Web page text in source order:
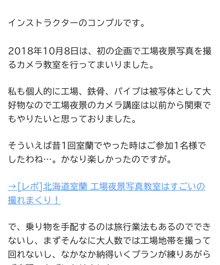
インストラクターのコンプルです。
2018年10月8日は、初の企画で工場夜景写真を撮
るカメラ教室を行ってまいりました。
私も個人的に工場、鉄骨、パイプは被写体として大
好物なので工場夜景のカメラ講座は以前から関東で
もやりたいと思っておりました。
そういえば昔1回室蘭でやった時はご参加1名様で
したわね…。かなり楽しかったのですが。
→[レポ]北海道室蘭 工場夜景写真教室はすごいの
撮れまくり！
で、乗り物を手配するのは旅行業法もあるのででき
ないし、まずそんなに大人数では工場地帯を撮って
回れないし、なかなか納得いくプランが練りあがら